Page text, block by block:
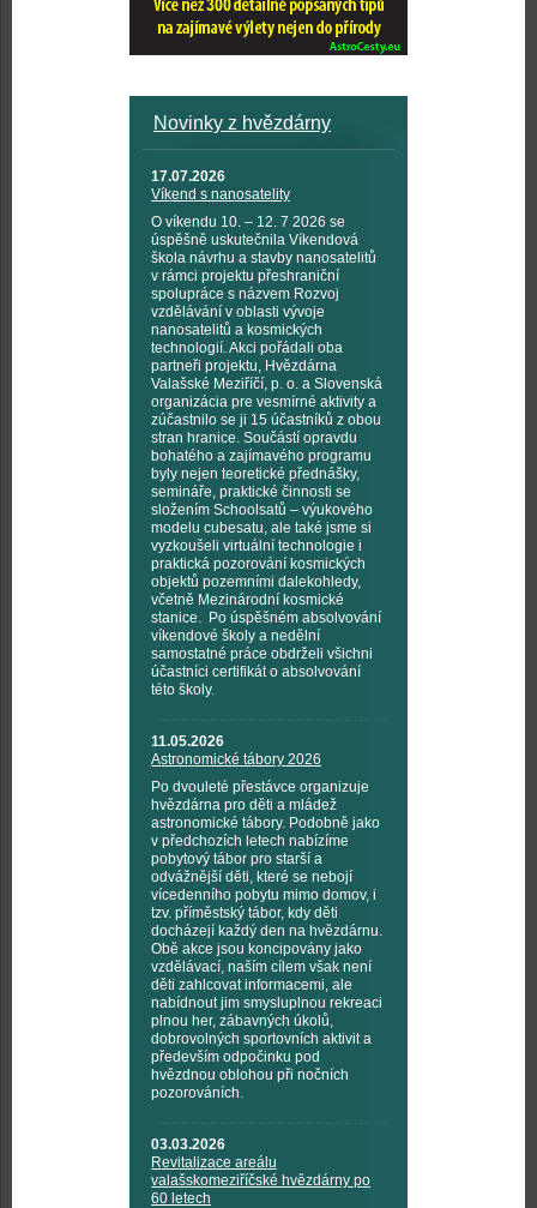
Novinky z hvězdárny
17.07.2026
Víkend s nanosatelity
O víkendu 10. – 12. 7 2026 se
úspěšně uskutečnila Víkendová
škola návrhu a stavby nanosatelitů
v rámci projektu přeshraniční
spolupráce s názvem Rozvoj
vzdělávání v oblasti vývoje
nanosatelitů a kosmických
technologií. Akci pořádali oba
partneři projektu, Hvězdárna
Valašské Meziříčí, p. o. a Slovenská
organizácia pre vesmírné aktivity a
zúčastnilo se ji 15 účastníků z obou
stran hranice. Součástí opravdu
bohatého a zajímavého programu
byly nejen teoretické přednášky,
semináře, praktické činnosti se
složením Schoolsatů – výukového
modelu cubesatu, ale také jsme si
vyzkoušeli virtuální technologie i
praktická pozorování kosmických
objektů pozemními dalekohledy,
včetně Mezinárodní kosmické
stanice. Po úspěšném absolvování
víkendové školy a nedělní
samostatné práce obdrželi všichni
účastníci certifikát o absolvování
této školy.
11.05.2026
Astronomické tábory 2026
Po dvouleté přestávce organizuje
hvězdárna pro děti a mládež
astronomické tábory. Podobně jako
v předchozích letech nabízíme
pobytový tábor pro starší a
odvážnější děti, které se nebojí
vícedenního pobytu mimo domov, i
tzv. příměstský tábor, kdy děti
docházejí každý den na hvězdárnu.
Obě akce jsou koncipovány jako
vzdělávací, naším cílem však není
děti zahlcovat informacemi, ale
nabídnout jim smysluplnou rekreaci
plnou her, zábavných úkolů,
dobrovolných sportovních aktivit a
především odpočinku pod
hvězdnou oblohou při nočních
pozorováních.
03.03.2026
Revitalizace areálu
valašskomeziříčské hvězdárny po
60 letech